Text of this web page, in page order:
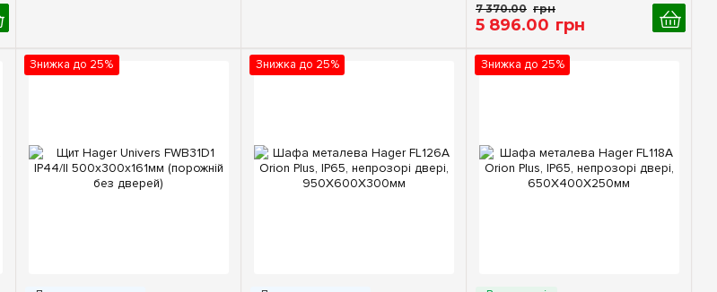
7 370.00 грн
5 896.00 грн
Знижка до 25% Знижка до 25% Знижка до 25%